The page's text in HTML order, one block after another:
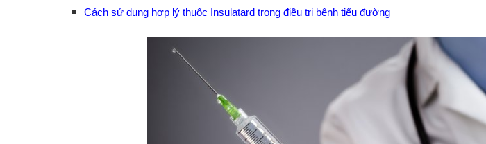
Cách sử dụng hợp lý thuốc Insulatard trong điều trị bệnh tiểu đường